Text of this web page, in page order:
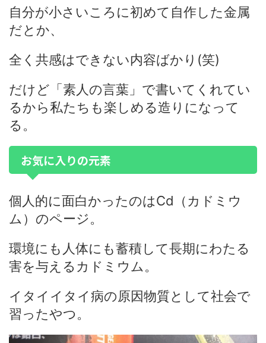
自分が小さいころに初めて自作した金属
だとか、
全く共感はできない内容ばかり(笑)
だけど「素人の言葉」で書いてくれてい
るから私たちも楽しめる造りになって
る。
お気に入りの元素
個人的に面白かったのはCd（カドミウ
ム）のページ。
環境にも人体にも蓄積して長期にわたる
害を与えるカドミウム。
イタイイタイ病の原因物質として社会で
習ったやつ。